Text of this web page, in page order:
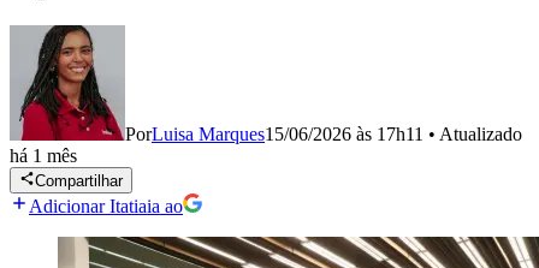
PorLuisa Marques15/06/2026 às 17h11 • Atualizado
há 1 mês
Compartilhar
Adicionar Itatiaia ao